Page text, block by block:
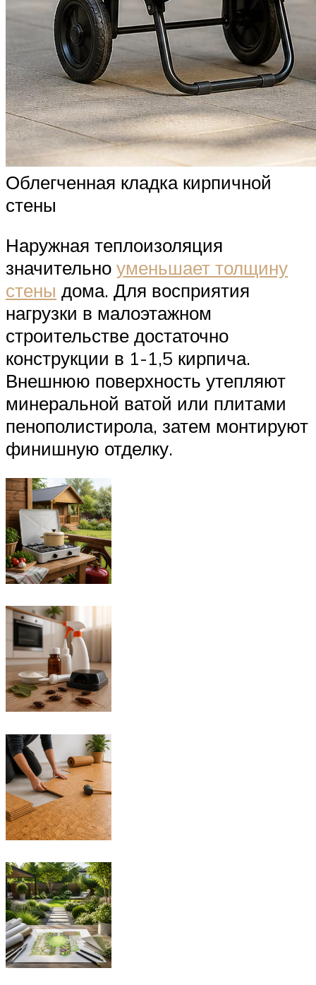
Облегченная кладка кирпичной
стены
Наружная теплоизоляция
значительно уменьшает толщину
стены дома. Для восприятия
нагрузки в малоэтажном
строительстве достаточно
конструкции в 1-1,5 кирпича.
Внешнюю поверхность утепляют
минеральной ватой или плитами
пенополистирола, затем монтируют
финишную отделку.